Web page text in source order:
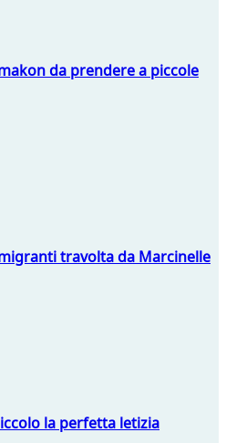
da prendere a piccole
travolta da Marcinelle
San Francesco: nel farsi piccolo la perfetta letizia